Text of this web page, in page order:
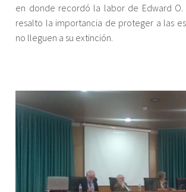
en donde recordó la labor de Edward O.
resalto la importancia de proteger a las
no lleguen a su extinción.